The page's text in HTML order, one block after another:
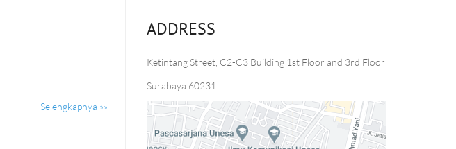
Selengkapnya »»
ADDRESS
Ketintang Street, C2-C3 Building 1st Floor and 3rd Floor
Surabaya 60231